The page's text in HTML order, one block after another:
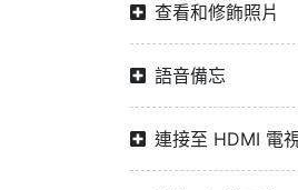
查看和修飾照片
語音備忘
連接至 HDMI 電